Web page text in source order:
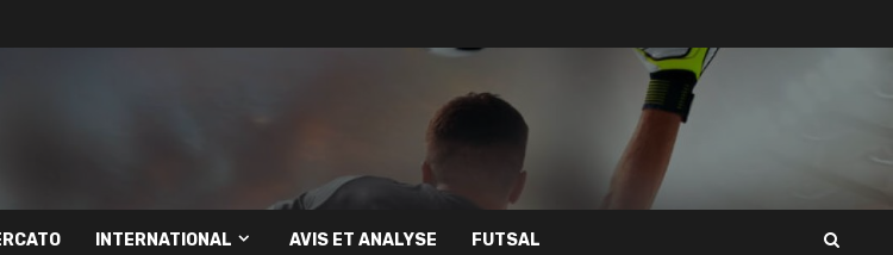
INTERNATIONAL AVIS ET ANALYSE FUTSAL